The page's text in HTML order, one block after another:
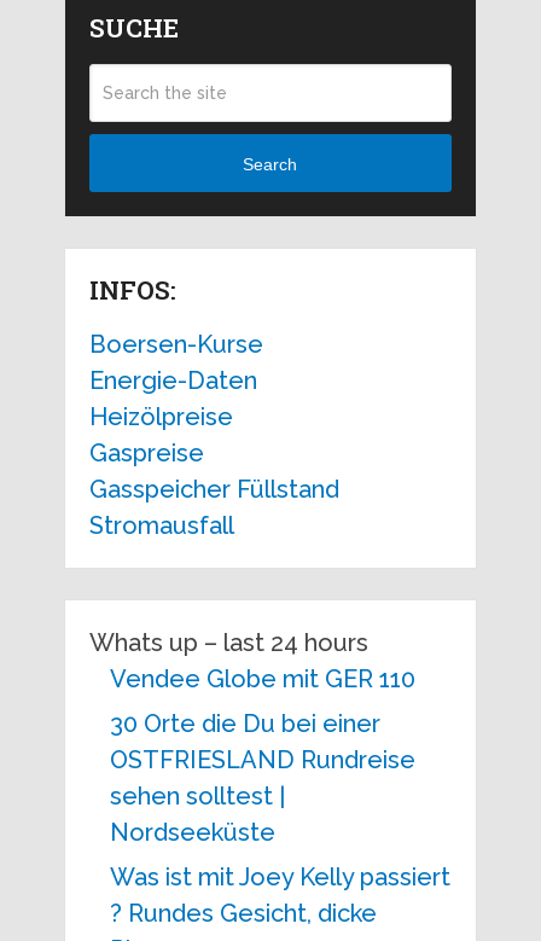
SUCHE
Search
INFOS:
Boersen-Kurse
Energie-Daten
Heizölpreise
Gaspreise
Gasspeicher Füllstand
Stromausfall
Whats up – last 24 hours
Vendee Globe mit GER 110
30 Orte die Du bei einer
OSTFRIESLAND Rundreise
sehen solltest |
Nordseeküste
Was ist mit Joey Kelly passiert
? Rundes Gesicht, dicke